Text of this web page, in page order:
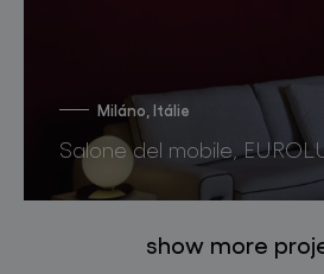
Miláno, Itálie
Salone del mobile,
show more